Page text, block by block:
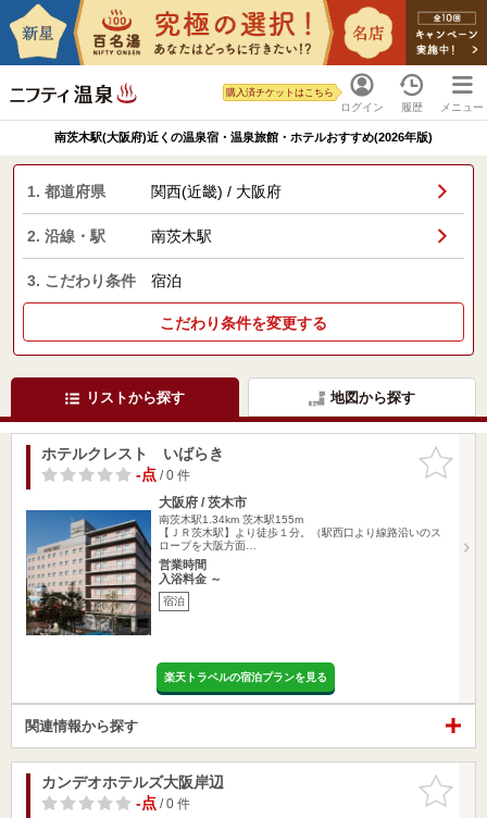
ログイン
購入済チケットはこちら
履歴 メニュー
南茨木駅(大阪府)近くの温泉宿・温泉旅館・ホテルおすすめ(2026年版)
1. 都道府県 関西(近畿) / 大阪府
2. 沿線・駅 南茨木駅
3. こだわり条件 宿泊
こだわり条件を変更する
リストから探す 地図から探す
お気に入
りに追加
ホテルクレスト いばらき
-点/ 0 件
大阪府 / 茨木市
南茨木駅1.34km 茨木駅155m
【ＪＲ茨木駅】より徒歩１分。（駅西口より線路沿いのス
ロープを大阪方面…
営業時間
入浴料金 ～
宿泊
楽天トラベルの宿泊プランを見る
関連情報から探す
お気に入
りに追加
カンデオホテルズ大阪岸辺
-点/ 0 件